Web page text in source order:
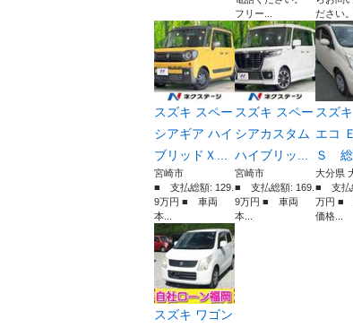
フリー...
ださい。
スズキ スペー
シアギア ハイ
ブリッドＸ...
宮崎市
■ 支払総額: 129.
9万円 ■ 車両
本...
スズキ スペー
シアカスタム
ハイブリッ...
宮崎市
■ 支払総額: 169.
9万円 ■ 車両
本...
スズ
エコ
Ｓ 総
大分県
■ 支払
万円 ■
価格...
スズキ ワゴン